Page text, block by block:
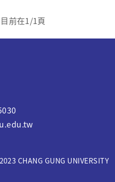
前在1/1頁
CHANG GUNG UNIVERSITY